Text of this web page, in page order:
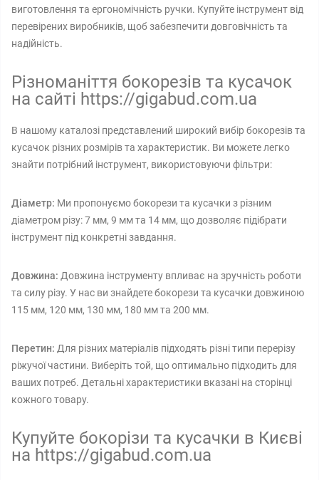
виготовлення та ергономічність ручки. Купуйте інструмент від
перевірених виробників, щоб забезпечити довговічність та
надійність.
Різноманіття бокорезів та кусачок
на сайті https://gigabud.com.ua
В нашому каталозі представлений широкий вибір бокорезів та
кусачок різних розмірів та характеристик. Ви можете легко
знайти потрібний інструмент, використовуючи фільтри:
Діаметр: Ми пропонуємо бокорези та кусачки з різним
діаметром різу: 7 мм, 9 мм та 14 мм, що дозволяє підібрати
інструмент під конкретні завдання.
Довжина: Довжина інструменту впливає на зручність роботи
та силу різу. У нас ви знайдете бокорези та кусачки довжиною
115 мм, 120 мм, 130 мм, 180 мм та 200 мм.
Перетин: Для різних матеріалів підходять різні типи перерізу
ріжучої частини. Виберіть той, що оптимально підходить для
ваших потреб. Детальні характеристики вказані на сторінці
кожного товару.
Купуйте бокорізи та кусачки в Києві
на https://gigabud.com.ua